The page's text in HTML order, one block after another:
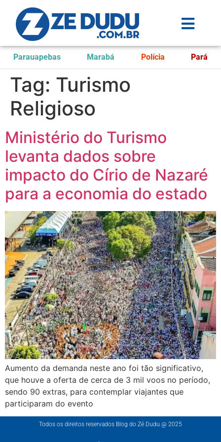
Parauapebas Marabá Polícia Pará
Tag: Turismo
Religioso
Ministério do Turismo
levanta dados sobre
impacto do Círio de Nazaré
para a economia do estado
Aumento da demanda neste ano foi tão significativo,
que houve a oferta de cerca de 3 mil voos no período,
sendo 90 extras, para contemplar viajantes que
participaram do evento
Todos os direitos reservados Blog do Zé Dudu @ 2025